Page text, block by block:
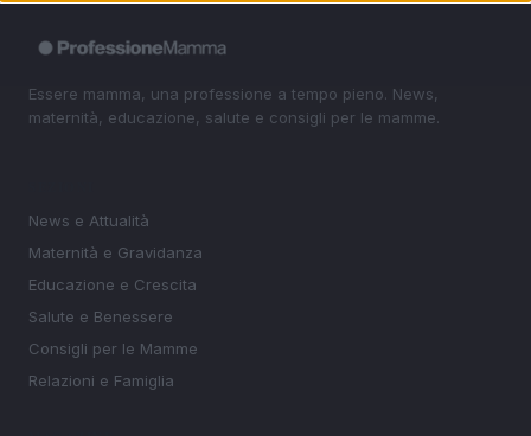
Essere mamma, una professione a tempo pieno. News,
maternità, educazione, salute e consigli per le mamme.
News e Attualità
Maternità e Gravidanza
Educazione e Crescita
Salute e Benessere
Consigli per le Mamme
Relazioni e Famiglia